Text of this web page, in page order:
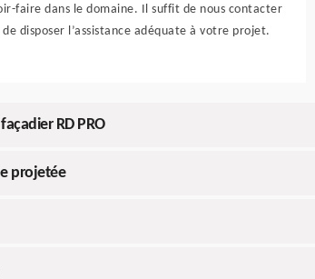
faire dans le domaine. Il suffit de nous contacter
disposer l’assistance adéquate à votre projet.
RD PRO
projetée